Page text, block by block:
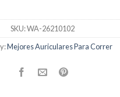
SKU:WA-26210102
Mejores Auriculares Para Correr